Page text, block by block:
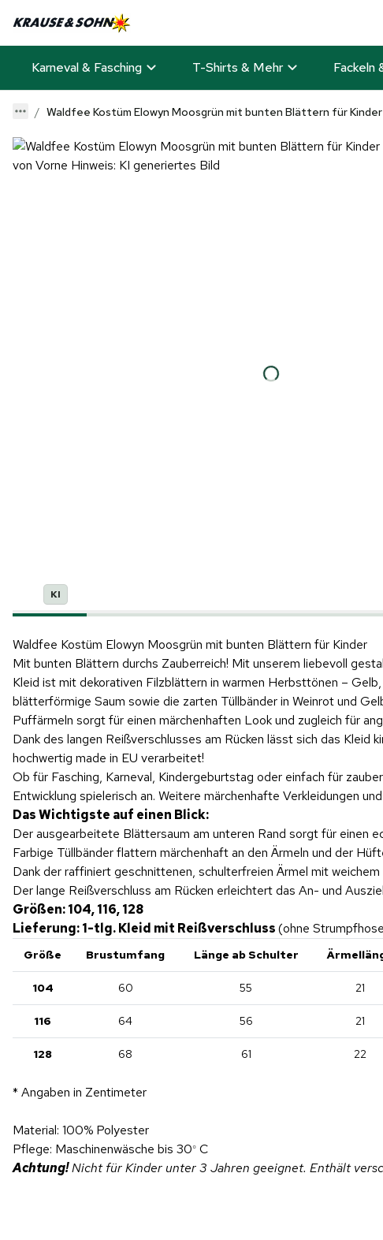
Karneval & Fasching T-Shirts & Mehr Fackeln
Waldfee Kostüm Elowyn Moosgrün mit bunten Blättern für Kinder
KI
Waldfee Kostüm Elowyn Moosgrün mit bunten Blättern für Kinder
Mit bunten Blättern durchs Zauberreich! Mit unserem liebevoll
Kleid ist mit dekorativen Filzblättern in warmen Herbsttönen –
blätterförmige Saum sowie die zarten Tüllbänder in Weinrot und
Puffärmeln sorgt für einen märchenhaften Look und zugleich für
Dank des langen Reißverschlusses am Rücken lässt sich das
hochwertig made in EU verarbeitet!
Ob für Fasching, Karneval, Kindergeburtstag oder einfach für
Entwicklung spielerisch an. Weitere märchenhafte Verkleidungen
Das Wichtigste auf einen Blick:
Der ausgearbeitete Blättersaum am unteren Rand sorgt für einen
Farbige Tüllbänder flattern märchenhaft an den Ärmeln und der
Dank der raffiniert geschnittenen, schulterfreien Ärmel mit
Der lange Reißverschluss am Rücken erleichtert das An- und
Größen: 104, 116, 128
Lieferung: 1-tlg. Kleid mit Reißverschluss(ohne
Größe Brustumfang Länge ab Schulter
104 60 55 21
116 64 56 21
128 68 61 22
* Angaben in Zentimeter
Material: 100% Polyester
Pflege: Maschinenwäsche bis 30° C
Achtung!Nicht für Kinder unter 3 Jahren geeignet. Enthält